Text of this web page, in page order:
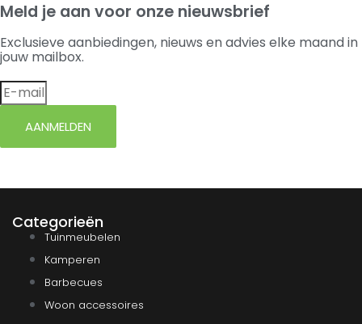
Meld je aan voor onze nieuwsbrief
Exclusieve aanbiedingen, nieuws en advies elke maand in
jouw mailbox.
AANMELDEN
Categorieën
Tuinmeubelen
Kamperen
Barbecues
Woon accessoires